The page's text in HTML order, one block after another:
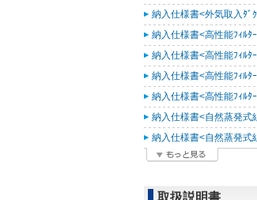
納入仕様書<外気取入ﾀﾞ
納入仕様書<高性能ﾌｨﾙ
納入仕様書<高性能ﾌｨﾙ
納入仕様書<高性能ﾌｨﾙ
納入仕様書<高性能ﾌｨﾙ
納入仕様書<自然蒸発式
納入仕様書<自然蒸発式
取扱説明書